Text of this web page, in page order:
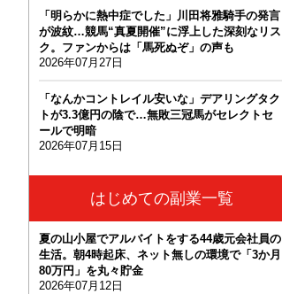
「明らかに熱中症でした」川田将雅騎手の発言
が波紋…競馬“真夏開催”に浮上した深刻なリス
ク。ファンからは「馬死ぬぞ」の声も
2026年07月27日
「なんかコントレイル安いな」デアリングタク
トが3.3億円の陰で…無敗三冠馬がセレクトセ
ールで明暗
2026年07月15日
はじめての副業一覧
夏の山小屋でアルバイトをする44歳元会社員の
生活。朝4時起床、ネット無しの環境で「3か月
80万円」を丸々貯金
2026年07月12日